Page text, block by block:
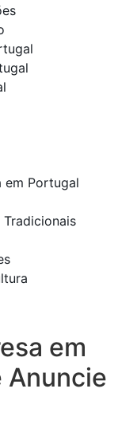
em Portugal
Tradicionais
em
Anuncie